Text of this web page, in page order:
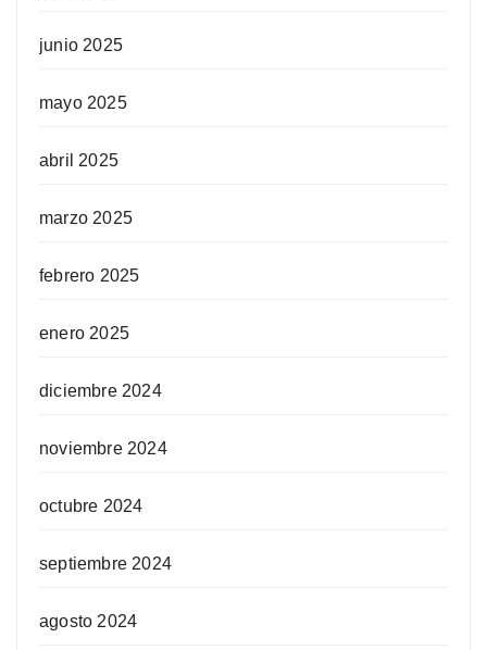
junio 2025
mayo 2025
abril 2025
marzo 2025
febrero 2025
enero 2025
diciembre 2024
noviembre 2024
octubre 2024
septiembre 2024
agosto 2024